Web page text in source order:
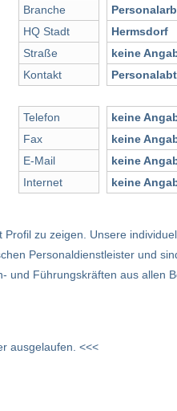
Branche
HQ Stadt
Straße
Kontakt
Telefon
Fax
E-Mail
Internet
Hermsdorf
keine
keine
keine
keine
keine
zu zeigen. Unsere
Personaldienstleister und
Führungskräften aus allen
ausgelaufen. <<<